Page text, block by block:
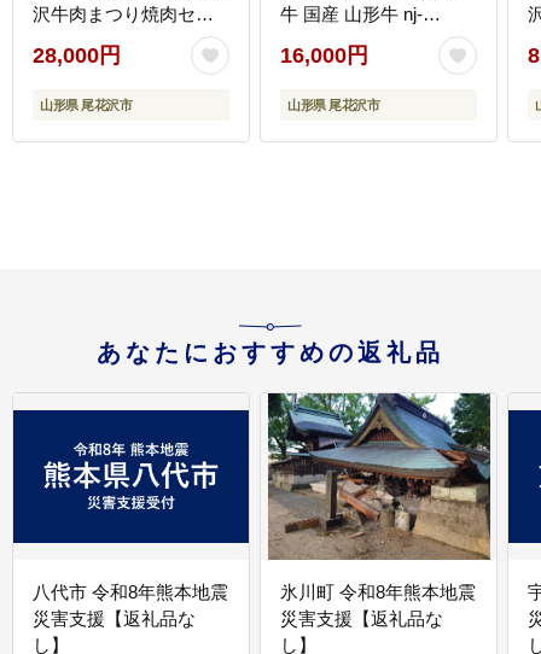
沢牛肉まつり焼肉セッ
ト 山形牛 国産牛 黒毛和
牛 雪降り和牛 肉 お肉
ブランド牛 焼肉 焼き肉
バーベキュー 送料無料
28,000円
山形県 尾花沢市
牛 国産 山形牛 nj-
ogsxt120x2
16,000円
山形県 尾花沢市
あなたにおすすめの返礼品
八代市 令和8年熊本地震
災害支援【返礼品な
し】
氷川町 令和8年熊本地震
災害支援【返礼品な
し】